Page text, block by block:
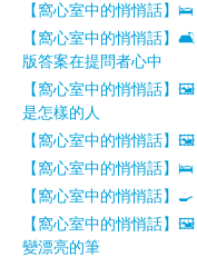
【窩心室中的悄悄話】
【窩心室中的悄悄話】
版答案在提問者心中
【窩心室中的悄悄話】
是怎樣的人
【窩心室中的悄悄話】
【窩心室中的悄悄話】
【窩心室中的悄悄話】
【窩心室中的悄悄話】
變漂亮的筆